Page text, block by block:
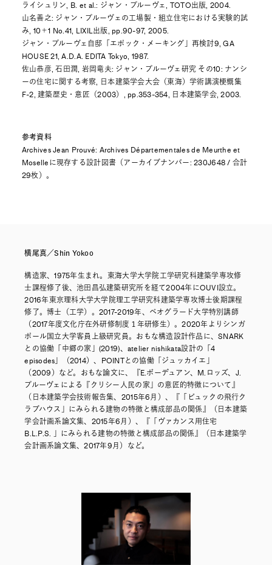
ライシュリン, B. et al.: ジャン・プルーヴェ, TOTO出版, 2004.
山名善之: ジャン・プルーヴェの工場製・組立住宅における実験的試
み, 10＋1 No.41, LIXIL出版, pp.90-97, 2005.
ジャン・プルーヴェ自邸「エポック・メーキング」再検討9, GA
HOUSE 21, A.D.A. EDITA Tokyo, 1987.
佐山恭彦, 石田潤, 岩岡竜夫: ジャン・プルーヴェ研究 その10: ナンシ
ーの住宅に関する考察, 日本建築学会大会（東海）学術講演梗概集
F-2, 建築歴史・意匠（2003）, pp.353-354, 日本建築学会, 2003.
参考資料
Archives Jean Prouvé: Archives Départementales de Meurthe et
Moselleに現存する設計図書（アーカイブナンバー: 230J648 / 合計
29枚）。
横尾真／Shin Yokoo
構造家、1975年生まれ。東海大学大学院工学研究科建築学専攻修
士課程修了後、池田昌弘建築研究所を経て2004年にOUVI設立。
2016年東京理科大学大学院理工学研究科建築学専攻博士後期課程
修了。博士（工学）。2017-2019年、ベオグラード大学特別講師
（2017年度文化庁在外研修制度１年研修生）。2020年よりシンガ
ポール国立大学客員上級研究員。おもな構造設計作品に、SNARK
との協働「中郷の家」(2019)、atelier nishikata設計の「4
episodes」（2014）、POINTとの協働「ジュッカイエ」
（2009）など。おもな論文に、『E.ボーデュアン、M.ロッズ、J.
プルーヴェによる『クリシー人民の家」の意匠的特徴について』
（日本建築学会技術報告集、2015年6月）、『「ビュックの飛行ク
ラブハウス」にみられる建物の特徴と構成部品の関係』（日本建築
学会計画系論文集、2015年6月）、『「ヴァカンス用住宅
B.L.P.S. 」にみられる建物の特徴と構成部品の関係』（日本建築学
会計画系論文集、2017年9月）など。